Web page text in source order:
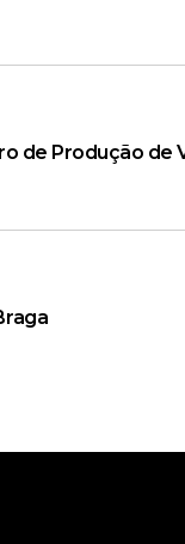
de Produção de